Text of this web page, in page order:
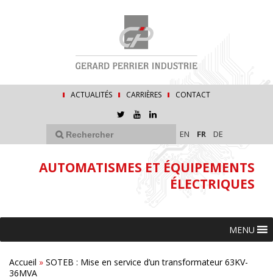
ACTUALITÉS CARRIÈRES CONTACT
EN FR DE
AUTOMATISMES ET ÉQUIPEMENTS
ÉLECTRIQUES
MENU
Accueil » SOTEB : Mise en service d’un transformateur 63KV-
36MVA